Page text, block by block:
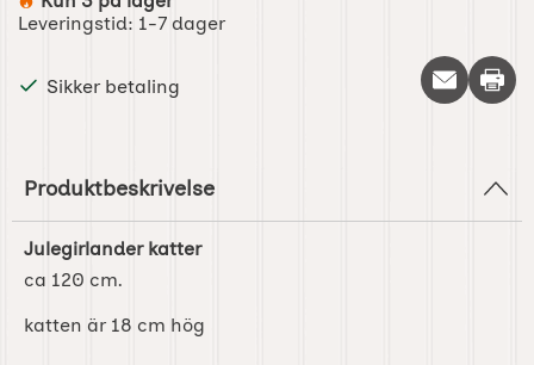
Produkttilgjengelighet:
Leveringstid: 1-7 dager
Sikker betaling Skriv
Produktbeskrivelse
Julegirlander katter
ca 120 cm.
katten är 18 cm hög